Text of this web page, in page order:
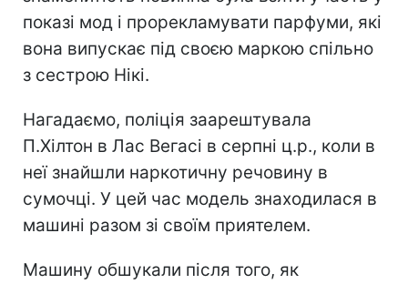
показі мод і прорекламувати парфуми, які
вона випускає під своєю маркою спільно
з сестрою Нікі.
Нагадаємо, поліція заарештувала
П.Хілтон в Лас Вегасі в серпні ц.р., коли в
неї знайшли наркотичну речовину в
сумочці. У цей час модель знаходилася в
машині разом зі своїм приятелем.
Машину обшукали після того, як